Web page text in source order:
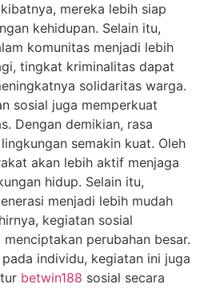
mereka lebih siap
kehidupan. Selain itu,
komunitas menjadi lebih
tingkat kriminalitas dapat
solidaritas warga.
sosial juga memperkuat
Dengan demikian, rasa
semakin kuat. Oleh
akan lebih aktif menjaga
hidup. Selain itu,
menjadi lebih mudah
kegiatan sosial
menciptakan perubahan besar.
individu, kegiatan ini juga
betwin188 sosial secara